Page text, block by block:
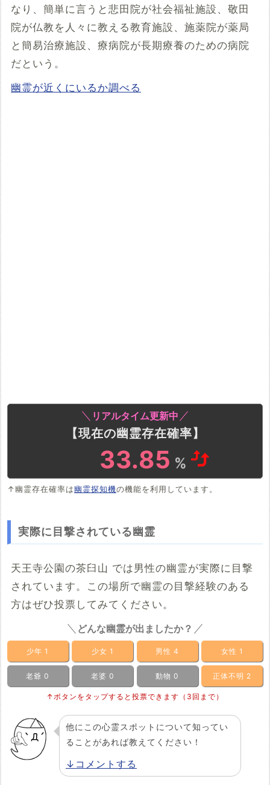
なり、簡単に言うと悲田院が社会福祉施設、敬田
院が仏教を人々に教える教育施設、施薬院が薬局
と簡易治療施設、療病院が長期療養のための病院
だという。
幽霊が近くにいるか調べる
リアルタイム更新中
【現在の幽霊存在確率】
33.85 %
↑幽霊存在確率は幽霊探知機の機能を利用しています。
実際に目撃されている幽霊
天王寺公園の茶臼山 では男性の幽霊が実際に目撃
されています。この場所で幽霊の目撃経験のある
方はぜひ投票してみてください。
どんな幽霊が出ましたか？
少年 1 少女 1 男性 4 女性 1
老爺 0 老婆 0 動物 0 正体不明 2
↑ボタンをタップすると投票できます（3回まで）
他にこの心霊スポットについて知ってい
ることがあれば教えてください！
↓コメントする